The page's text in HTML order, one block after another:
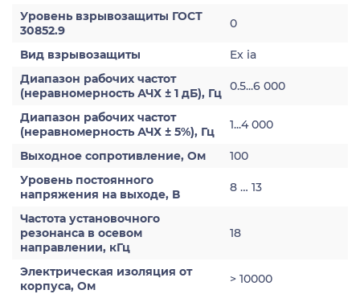
Уровень взрывозащиты ГОСТ
30852.9
0
Вид взрывозащиты
Ex ia
Диапазон рабочих частот
(неравномерность АЧХ ± 1 дБ), Гц 0.5...6 000
Диапазон рабочих частот
(неравномерность АЧХ ± 5%), Гц
1...4 000
Выходное сопротивление, Ом
100
Уровень постоянного
напряжения на выходе, В
8 … 13
Частота установочного
резонанса в осевом
направлении, кГц
18
Электрическая изоляция от
корпуса, Ом
> 10000